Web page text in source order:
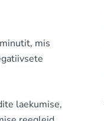
mis
laekumise,